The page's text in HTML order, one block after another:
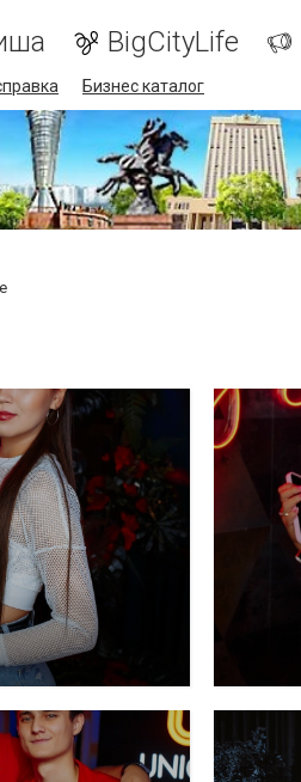
BigCityLife
Бизнес каталог